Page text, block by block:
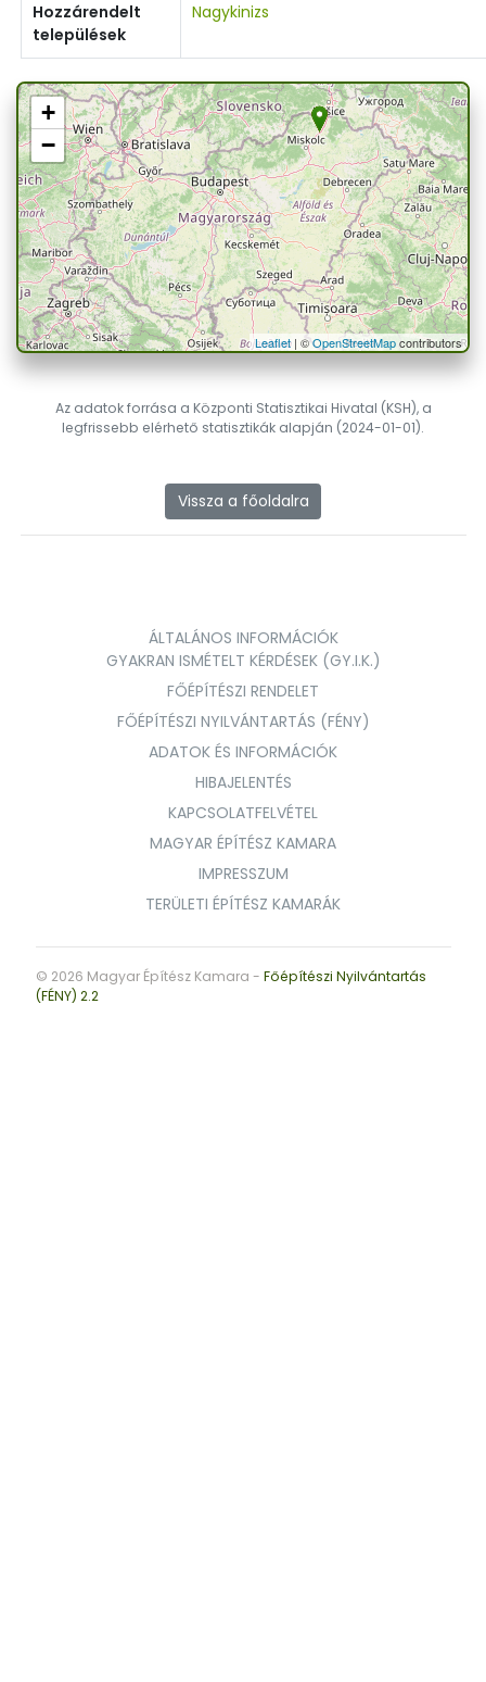
Hozzárendelt
települések
Nagykinizs
+
−
Leaflet| ©OpenStreetMapcontributors
Az adatok forrása a Központi Statisztikai Hivatal (KSH), a
legfrissebb elérhető statisztikák alapján (2024-01-01).
Vissza a főoldalra
ÁLTALÁNOS INFORMÁCIÓK
GYAKRAN ISMÉTELT KÉRDÉSEK (GY.I.K.)
FŐÉPÍTÉSZI RENDELET
FŐÉPÍTÉSZI NYILVÁNTARTÁS (FÉNY)
ADATOK ÉS INFORMÁCIÓK
HIBAJELENTÉS
KAPCSOLATFELVÉTEL
MAGYAR ÉPÍTÉSZ KAMARA
IMPRESSZUM
TERÜLETI ÉPÍTÉSZ KAMARÁK
© 2026 Magyar Építész Kamara - Főépítészi Nyilvántartás
(FÉNY) 2.2